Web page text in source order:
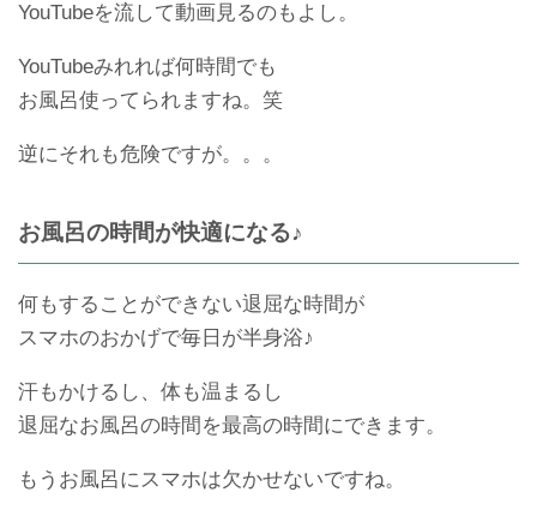
YouTubeを流して動画見るのもよし。
YouTubeみれれば何時間でも
お風呂使ってられますね。笑
逆にそれも危険ですが。。。
お風呂の時間が快適になる♪
何もすることができない退屈な時間が
スマホのおかげで毎日が半身浴♪
汗もかけるし、体も温まるし
退屈なお風呂の時間を最高の時間にできます。
もうお風呂にスマホは欠かせないですね。